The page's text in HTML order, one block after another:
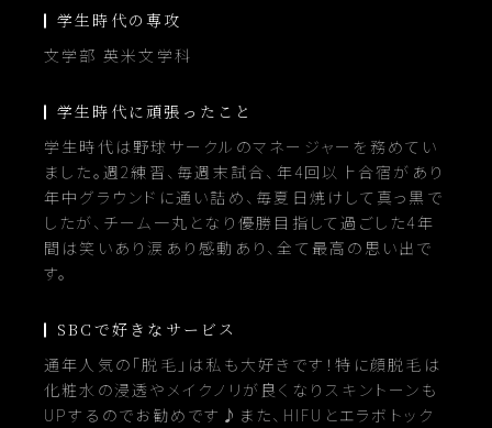
学生時代の専攻
文学部 英米文学科
学生時代に頑張ったこと
学生時代は野球サークルのマネージャーを務めてい
ました。週2練習、毎週末試合、年4回以上合宿があり
年中グラウンドに通い詰め、毎夏日焼けして真っ黒で
したが、チーム一丸となり優勝目指して過ごした4年
間は笑いあり涙あり感動あり、全て最高の思い出で
す。
SBCで好きなサービス
通年人気の「脱毛」は私も大好きです！特に顔脱毛は
化粧水の浸透やメイクノリが良くなりスキントーンも
UPするのでお勧めです♪また、HIFUとエラボトック